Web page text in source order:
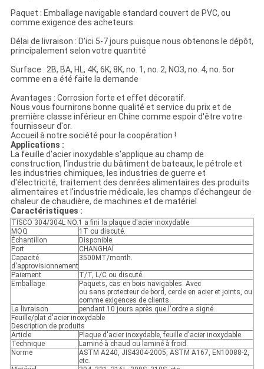
Paquet : Emballage navigable standard couvert de PVC, ou
comme exigence des acheteurs.
Délai de livraison : D'ici 5-7 jours puisque nous obtenons le dépôt,
principalement selon votre quantité
Surface : 2B, BA, HL, 4K, 6K, 8K, no. 1, no. 2, NO3, no. 4, no. 5or
comme en a été faite la demande
Avantages : Corrosion forte et effet décoratif.
Nous vous fournirons bonne qualité et service du prix et de
première classe inférieur en Chine comme espoir d'être votre
fournisseur d'or.
Accueil à notre société pour la coopération !
Applications :
La feuille d'acier inoxydable s'applique au champ de
construction, l'industrie du bâtiment de bateaux, le pétrole et
les industries chimiques, les industries de guerre et
d'électricité, traitement des denrées alimentaires des produits
alimentaires et l'industrie médicale, les champs d'échangeur de
chaleur de chaudière, de machines et de matériel
Caractéristiques :
TISCO 304/304L NO.1 a fini la plaque d'acier inoxydable
MOQ
1T ou discuté.
Échantillon
Disponible.
Port
CHANGHAÏ
Capacité
d'approvisionnement
3500MT/month.
Paiement
T/T, L/C ou discuté.
Emballage
Paquets, cas en bois navigables. Avec
ou sans protecteur de bord, cercle en acier et joints, ou
comme exigences de clients.
La livraison
pendant 10 jours après que l'ordre a signé.
Feuille/plat d'acier inoxydable
Description de produits
Article
Plaque d'acier inoxydable, feuille d'acier inoxydable.
Technique
Laminé à chaud ou laminé à froid.
Norme
ASTM A240, JIS4304-2005, ASTM A167, EN10088-2,
etc.